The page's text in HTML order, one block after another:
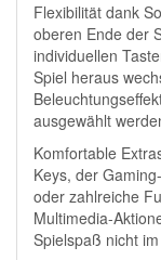
Flexibilität dank
oberen Ende der
individuellen
Spiel heraus
ausgewählt
Komfortable
Keys, der
oder zahlreiche
Multimedia-
Spielspaß nicht